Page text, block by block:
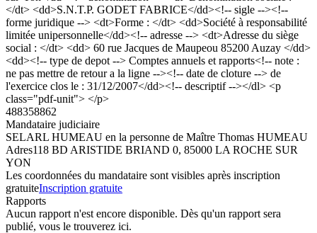
</dt> <dd>S.N.T.P. GODET FABRICE</dd><!-- sigle --><!--
forme juridique --> <dt>Forme : </dt> <dd>Société à responsabilité
limitée unipersonnelle</dd><!-- adresse --> <dt>Adresse du siège
social : </dt> <dd> 60 rue Jacques de Maupeou 85200 Auzay </dd>
<dd><!-- type de depot --> Comptes annuels et rapports<!-- note :
ne pas mettre de retour a la ligne --><!-- date de cloture --> de
l'exercice clos le : 31/12/2007</dd><!-- descriptif --></dl> <p
class="pdf-unit"> </p>
488358862
Mandataire judiciaire
SELARL HUMEAU en la personne de Maître Thomas HUMEAU
Adres118 BD ARISTIDE BRIAND 0, 85000 LA ROCHE SUR
YON
Les coordonnées du mandataire sont visibles après inscription
gratuiteInscription gratuite
Rapports
Aucun rapport n'est encore disponible. Dès qu'un rapport sera
publié, vous le trouverez ici.